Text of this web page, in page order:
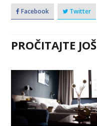
Facebook Twitter
PROČITAJTE JOŠ